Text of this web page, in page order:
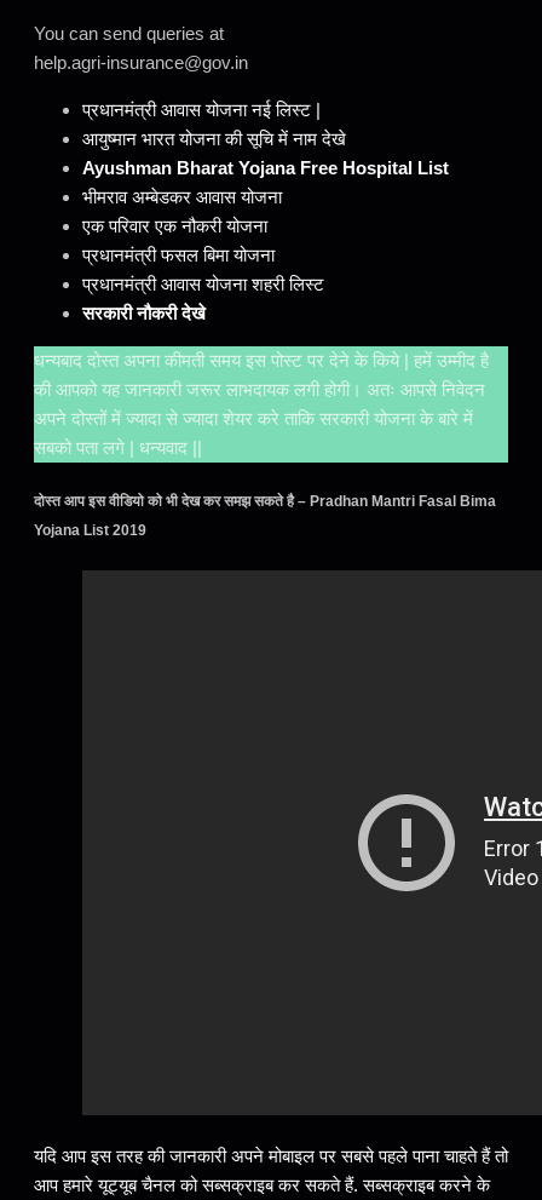
You can send queries at
help.agri-insurance@gov.in
प्रधानमंत्री आवास योजना नई लिस्ट |
आयुष्मान भारत योजना की सूचि में नाम देखे
Ayushman Bharat Yojana Free Hospital List
भीमराव अम्बेडकर आवास योजना
एक परिवार एक नौकरी योजना
प्रधानमंत्री फसल बिमा योजना
प्रधानमंत्री आवास योजना शहरी लिस्ट
सरकारी नौकरी देखे
धन्यबाद दोस्त अपना कीमती समय इस पोस्ट पर देने के किये | हमें उम्मीद है
की आपको यह जानकारी जरूर लाभदायक लगी होगी। अतः आपसे निवेदन
अपने दोस्तों में ज्यादा से ज्यादा शेयर करे ताकि सरकारी योजना के बारे में
सबको पता लगे | धन्यवाद ||
दोस्त आप इस वीडियो को भी देख कर समझ सकते है – Pradhan Mantri Fasal Bima
Yojana List 2019
यदि आप इस तरह की जानकारी अपने मोबाइल पर सबसे पहले पाना चाहते हैं तो
आप हमारे यूट्यूब चैनल को सब्सक्राइब कर सकते हैं. सब्सक्राइब करने के